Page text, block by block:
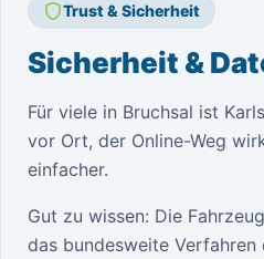
Trust & Sicherheit
Sicherheit &
Für viele in Bruchsal ist
vor Ort, der Online-Weg
einfacher.
Gut zu wissen: Die
das bundesweite Verfahren